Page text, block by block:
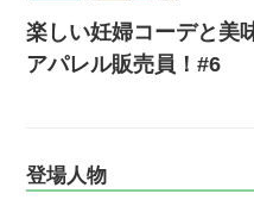
楽しい妊婦コーデと美
アパレル販売員！#6
登場人物